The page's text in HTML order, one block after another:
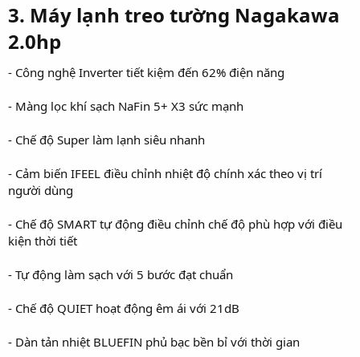
3. Máy lạnh treo tường Nagakawa
2.0hp
- Công nghệ Inverter tiết kiệm đến 62% điện năng
- Màng lọc khí sạch NaFin 5+ X3 sức mạnh
- Chế độ Super làm lạnh siêu nhanh
- Cảm biến IFEEL điều chỉnh nhiệt độ chính xác theo vị trí
người dùng
- Chế độ SMART tự động điều chỉnh chế độ phù hợp với điều
kiện thời tiết
- Tự động làm sạch với 5 bước đạt chuẩn
- Chế độ QUIET hoạt động êm ái với 21dB
- Dàn tản nhiệt BLUEFIN phủ bạc bền bỉ với thời gian